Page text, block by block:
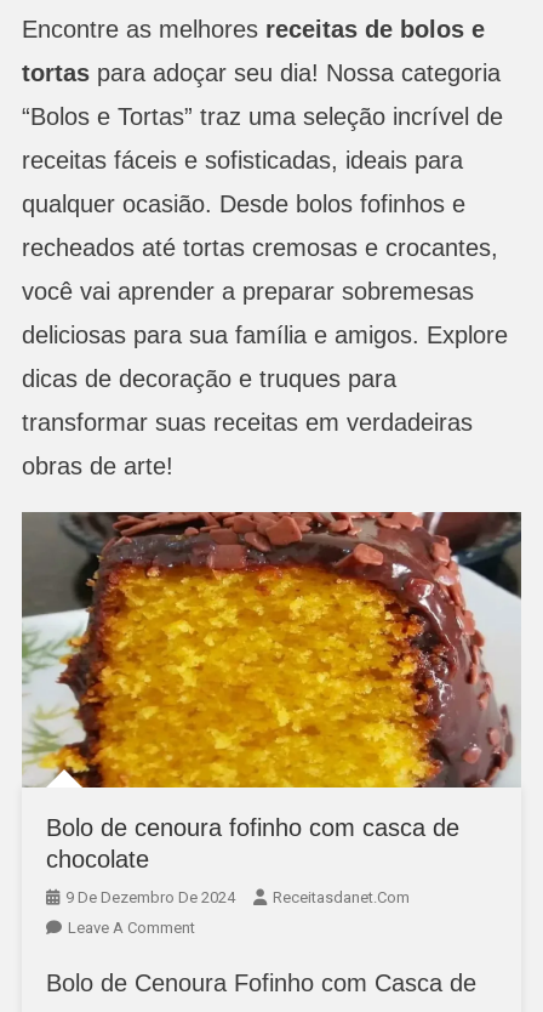
Encontre as melhores receitas de bolos e
tortaspara adoçar seu dia! Nossa categoria
“Bolos e Tortas” traz uma seleção incrível de
receitas fáceis e sofisticadas, ideais para
qualquer ocasião. Desde bolos fofinhos e
recheados até tortas cremosas e crocantes,
você vai aprender a preparar sobremesas
deliciosas para sua família e amigos. Explore
dicas de decoração e truques para
transformar suas receitas em verdadeiras
obras de arte!
Bolo de cenoura fofinho com casca de
chocolate
9 De Dezembro De 2024
Receitasdanet.com
Leave A CommentOn
De
Bolo de Cenoura Fofinho com Casca de